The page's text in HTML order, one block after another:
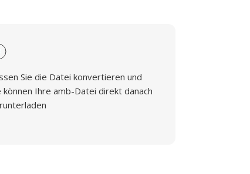
Sie die Datei konvertieren und
können Ihre amb-Datei direkt danach